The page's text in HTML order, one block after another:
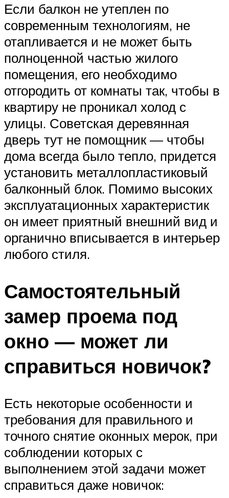
Если балкон не утеплен по
современным технологиям, не
отапливается и не может быть
полноценной частью жилого
помещения, его необходимо
отгородить от комнаты так, чтобы в
квартиру не проникал холод с
улицы. Советская деревянная
дверь тут не помощник — чтобы
дома всегда было тепло, придется
установить металлопластиковый
балконный блок. Помимо высоких
эксплуатационных характеристик
он имеет приятный внешний вид и
органично вписывается в интерьер
любого стиля.
Самостоятельный
замер проема под
окно — может ли
справиться новичок?
Есть некоторые особенности и
требования для правильного и
точного снятие оконных мерок, при
соблюдении которых с
выполнением этой задачи может
справиться даже новичок: